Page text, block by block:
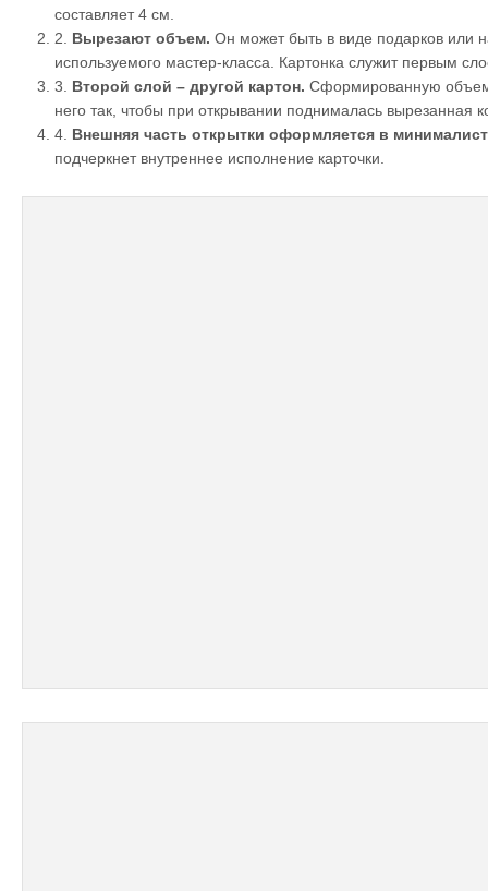
составляет 4 см.
2. Вырезают объем. Он может быть в виде подарков или
используемого мастер-класса. Картонка служит первым
3. Второй слой – другой картон. Сформированную
него так, чтобы при открывании поднималась вырезанная
4. Внешняя часть открытки оформляется в
подчеркнет внутреннее исполнение карточки.